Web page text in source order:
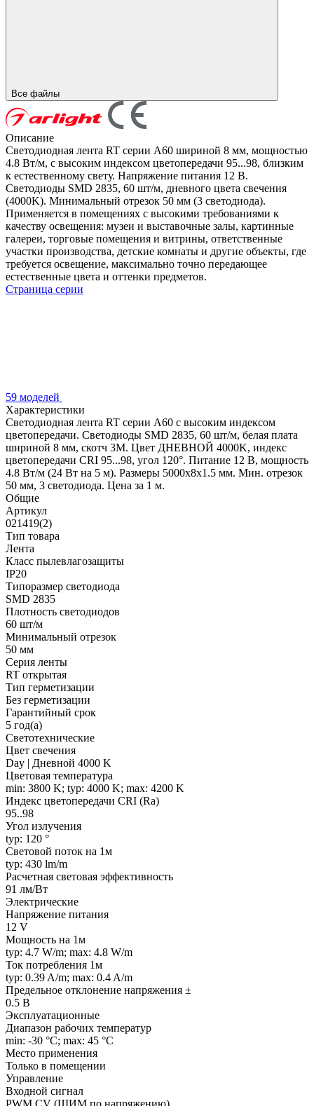
Все файлы
Описание
Светодиодная лента RT серии A60 шириной 8 мм, мощностью
4.8 Вт/м, с высоким индексом цветопередачи 95...98, близким
к естественному свету. Напряжение питания 12 В.
Светодиоды SMD 2835, 60 шт/м, дневного цвета свечения
(4000K). Минимальный отрезок 50 мм (3 светодиода).
Применяется в помещениях с высокими требованиями к
качеству освещения: музеи и выставочные залы, картинные
галереи, торговые помещения и витрины, ответственные
участки производства, детские комнаты и другие объекты, где
требуется освещение, максимально точно передающее
естественные цвета и оттенки предметов.
Страница серии
59 моделей
Характеристики
Светодиодная лента RT серии A60 с высоким индексом
цветопередачи. Светодиоды SMD 2835, 60 шт/м, белая плата
шириной 8 мм, скотч 3М. Цвет ДНЕВНОЙ 4000K, индекс
цветопередачи CRI 95...98, угол 120°. Питание 12 В, мощность
4.8 Вт/м (24 Вт на 5 м). Размеры 5000х8х1.5 мм. Мин. отрезок
50 мм, 3 светодиода. Цена за 1 м.
Общие
Артикул
021419(2)
Тип товара
Лента
Класс пылевлагозащиты
IP20
Типоразмер светодиода
SMD 2835
Плотность светодиодов
60 шт/м
Минимальный отрезок
50 мм
Серия ленты
RT открытая
Тип герметизации
Без герметизации
Гарантийный срок
5 год(а)
Светотехнические
Цвет свечения
Day | Дневной 4000 K
Цветовая температура
min: 3800 K; typ: 4000 K; max: 4200 K
Индекс цветопередачи CRI (Ra)
95..98
Угол излучения
typ: 120 °
Световой поток на 1м
typ: 430 lm/m
Расчетная световая эффективность
91 лм/Вт
Электрические
Напряжение питания
12 V
Мощность на 1м
typ: 4.7 W/m; max: 4.8 W/m
Ток потребления 1м
typ: 0.39 A/m; max: 0.4 A/m
Предельное отклонение напряжения ±
0.5 В
Эксплуатационные
Диапазон рабочих температур
min: -30 °C; max: 45 °C
Место применения
Только в помещении
Управление
Входной сигнал
PWM СV (ШИМ по напряжению)